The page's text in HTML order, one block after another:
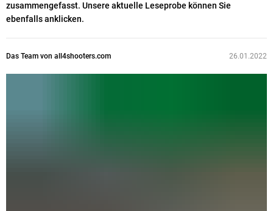
zusammengefasst. Unsere aktuelle Leseprobe können Sie
ebenfalls anklicken.
Das Team von all4shooters.com 26.01.2022